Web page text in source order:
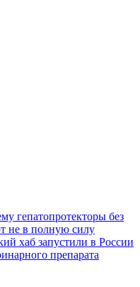
гепатопротекторы без
не в полную силу
хаб запустили в России
препарата